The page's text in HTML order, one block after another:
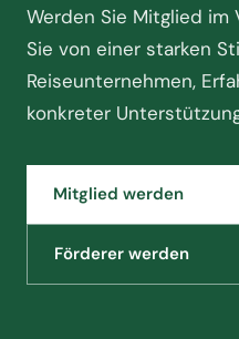
Werden Sie Mitglied
Sie von einer starken
Reiseunternehmen,
konkreter
Mitglied werden
Förderer werden